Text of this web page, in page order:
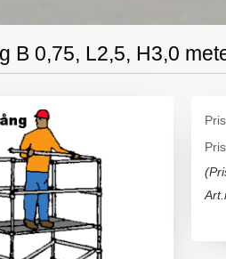
B 0,75, L2,5, H3,0